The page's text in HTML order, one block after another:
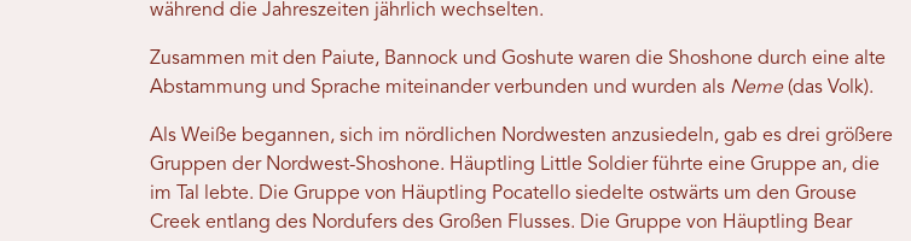
während die Jahreszeiten jährlich wechselten.
Zusammen mit den Paiute, Bannock und Goshute waren die Shoshone durch eine alte
Abstammung und Sprache miteinander verbunden und wurden als Neme(das Volk).
Als Weiße begannen, sich im nördlichen Nordwesten anzusiedeln, gab es drei größere
Gruppen der Nordwest-Shoshone. Häuptling Little Soldier führte eine Gruppe an, die
im Tal lebte. Die Gruppe von Häuptling Pocatello siedelte ostwärts um den Grouse
Creek entlang des Nordufers des Großen Flusses. Die Gruppe von Häuptling Bear